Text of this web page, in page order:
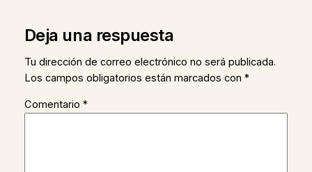
Deja una respuesta
Tu dirección de correo electrónico no será publicada.
Los campos obligatorios están marcados con *
Comentario *